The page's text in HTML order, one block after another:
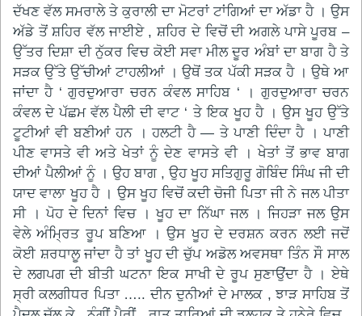
ਦੱਖਣ ਵੱਲ ਸਮਰਾਲੇ ਤੇ ਕੁਰਾਲੀ ਦਾ ਮੋਟਰਾਂ ਟਾਂਗਿਆਂ ਦਾ ਅੱਡਾ ਹੈ । ਉਸ
ਅੱਡੇ ਤੋਂ ਸ਼ਹਿਰ ਵੱਲ ਜਾਈਏ , ਸ਼ਹਿਰ ਦੇ ਵਿਚੋਂ ਦੀ ਅਗਲੇ ਪਾਸੇ ਪੂਰਬ –
ਉੱਤਰ ਦਿਸ਼ਾ ਦੀ ਨੁੱਕਰ ਵਿਚ ਕੋਈ ਸਵਾ ਮੀਲ ਦੂਰ ਅੰਬਾਂ ਦਾ ਬਾਗ ਹੈ ਤੇ
ਸੜਕ ਉੱਤੇ ਉੱਚੀਆਂ ਟਾਹਲੀਆਂ । ਉਥੋਂ ਤਕ ਪੱਕੀ ਸੜਕ ਹੈ । ਉਥੇ ਆ
ਜਾਂਦਾ ਹੈ ‘ ਗੁਰਦੁਆਰਾ ਚਰਨ ਕੰਵਲ ਸਾਹਿਬ ‘ । ਗੁਰਦੁਆਰਾ ਚਰਨ
ਕੰਵਲ ਦੇ ਪੱਛਮ ਵੱਲ ਪੈਲੀ ਦੀ ਵਾਟ ‘ ਤੇ ਇਕ ਖੂਹ ਹੈ । ਉਸ ਖੂਹ ਉੱਤੇ
ਟੂਟੀਆਂ ਵੀ ਬਣੀਆਂ ਹਨ । ਹਲਟੀ ਹੈ — ਤੇ ਪਾਣੀ ਦਿੰਦਾ ਹੈ । ਪਾਣੀ
ਪੀਣ ਵਾਸਤੇ ਵੀ ਅਤੇ ਖੇਤਾਂ ਨੂੰ ਦੇਣ ਵਾਸਤੇ ਵੀ । ਖੇਤਾਂ ਤੋਂ ਭਾਵ ਬਾਗ
ਦੀਆਂ ਪੈਲੀਆਂ ਨੂੰ । ਉਹ ਬਾਗ , ਉਹ ਖੂਹ ਸਤਿਗੁਰੂ ਗੋਬਿੰਦ ਸਿੰਘ ਜੀ ਦੀ
ਯਾਦ ਵਾਲਾ ਖੂਹ ਹੈ । ਉਸ ਖੂਹ ਵਿਚੋਂ ਕਦੀ ਚੋਜੀ ਪਿਤਾ ਜੀ ਨੇ ਜਲ ਪੀਤਾ
ਸੀ । ਪੋਹ ਦੇ ਦਿਨਾਂ ਵਿਚ । ਖੂਹ ਦਾ ਨਿੱਘਾ ਜਲ । ਜਿਹੜਾ ਜਲ ਉਸ
ਵੇਲੇ ਅੰਮ੍ਰਿਤ ਰੂਪ ਬਣਿਆ । ਉਸ ਖੂਹ ਦੇ ਦਰਸ਼ਨ ਕਰਨ ਲਈ ਜਦੋਂ
ਕੋਈ ਸ਼ਰਧਾਲੂ ਜਾਂਦਾ ਹੈ ਤਾਂ ਖੂਹ ਦੀ ਚੁੱਪ ਅਡੋਲ ਅਵਸਥਾ ਤਿੰਨ ਸੌ ਸਾਲ
ਦੇ ਲਗਪਗ ਦੀ ਬੀਤੀ ਘਟਨਾ ਇਕ ਸਾਖੀ ਦੇ ਰੂਪ ਸੁਣਾਉਂਦਾ ਹੈ । ਏਥੇ
ਸ੍ਰੀ ਕਲਗੀਧਰ ਪਿਤਾ ….. ਦੀਨ ਦੁਨੀਆਂ ਦੇ ਮਾਲਕ , ਝਾੜ ਸਾਹਿਬ ਤੋਂ